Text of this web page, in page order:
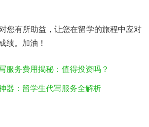
您有所助益，让您在留学的旅程中应对
绩。加油！
服务费用揭秘：值得投资吗？
器：留学生代写服务全解析